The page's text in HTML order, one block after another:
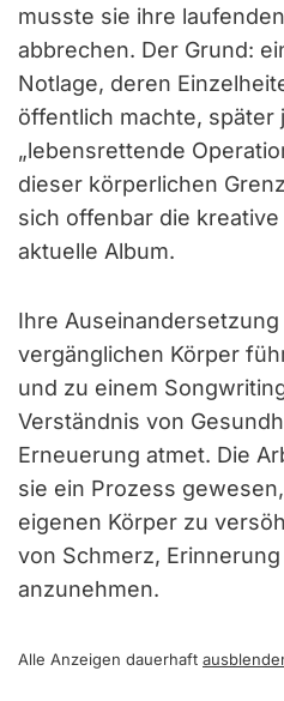
musste sie ihre
abbrechen. Der Grund:
Notlage, deren
öffentlich machte, später
„lebensrettende
dieser körperlichen
sich offenbar die
aktuelle Album.
Ihre
vergänglichen Körper
und zu einem
Verständnis von
Erneuerung atmet. Die
sie ein Prozess
eigenen Körper zu
von Schmerz,
anzunehmen.
Alle Anzeigen dauerhaft